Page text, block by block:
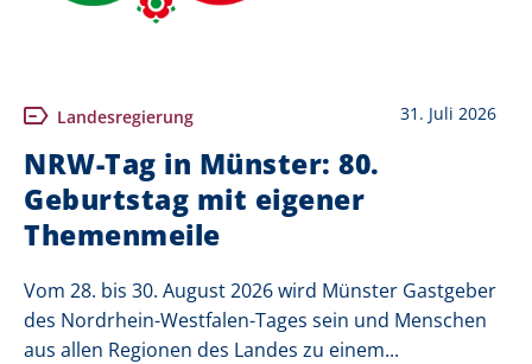
Landesregierung 31. Juli 2026
NRW-Tag in Münster: 80.
Geburtstag mit eigener
Themenmeile
Vom 28. bis 30. August 2026 wird Münster Gastgeber
des Nordrhein-Westfalen-Tages sein und Menschen
aus allen Regionen des Landes zu einem...